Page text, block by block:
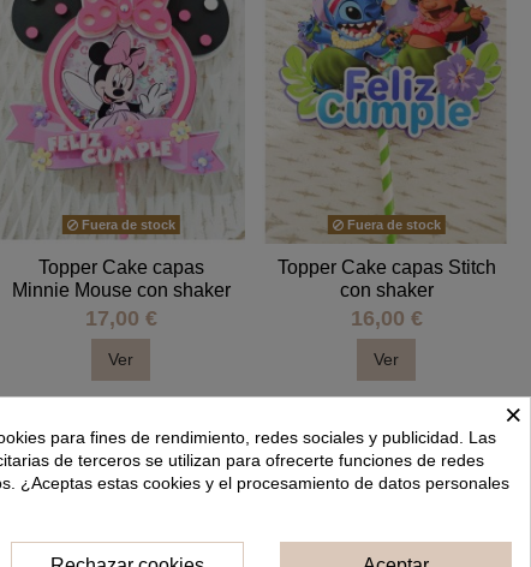
Fuera de stock
Topper Cake capas
Minnie Mouse con shaker
17,00 €
Ver
Fuera de stock
Topper Cake capas Stitch
con shaker
16,00 €
Ver
×
para fines de rendimiento, redes sociales y publicidad. Las
de terceros se utilizan para ofrecerte funciones de redes
¿Aceptas estas cookies y el procesamiento de datos personales